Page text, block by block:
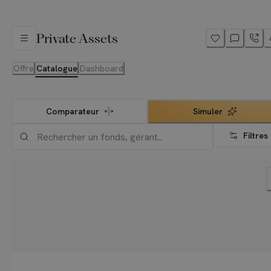
Private Assets
Offre Catalogue Dashboard
Filtres
Comparateur Simuler